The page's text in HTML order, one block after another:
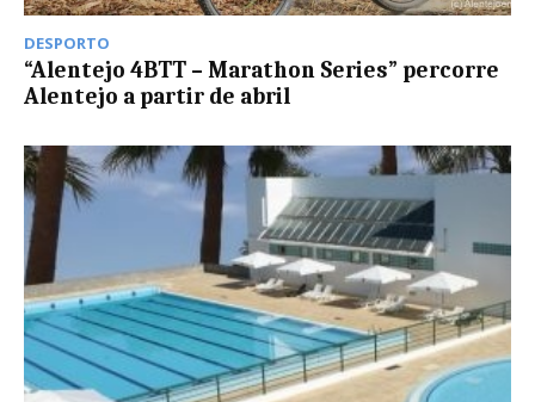
DESPORTO
“Alentejo 4BTT – Marathon Series” percorre
Alentejo a partir de abril